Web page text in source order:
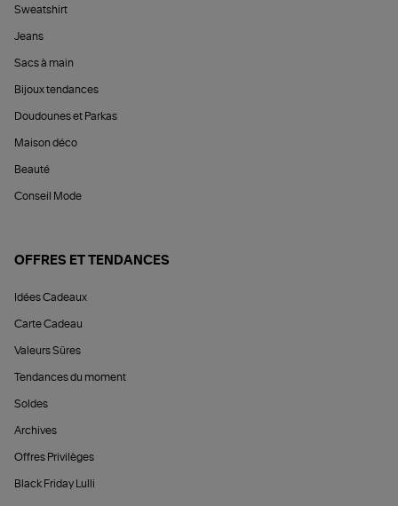
Sweatshirt
Jeans
Sacs à main
Bijoux tendances
Doudounes et Parkas
Maison déco
Beauté
Conseil Mode
OFFRES ET TENDANCES
Idées Cadeaux
Carte Cadeau
Valeurs Sûres
Tendances du moment
Soldes
Archives
Offres Privilèges
Black Friday Lulli